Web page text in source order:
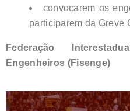
convocarem os
participarem da Greve
Federação
Engenheiros (Fisenge)